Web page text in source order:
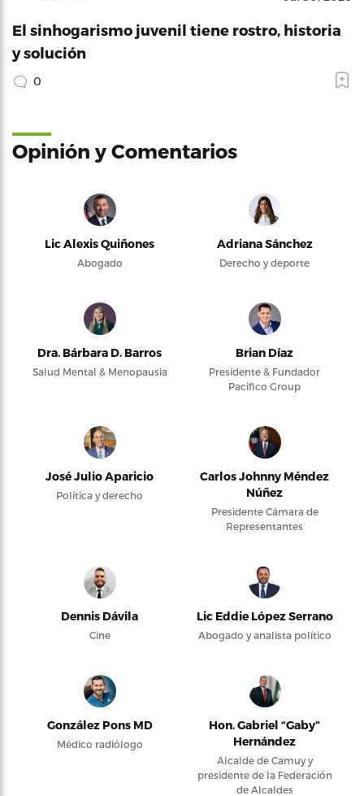
El sinhogarismo juvenil tiene rostro, historia
y solución
0
Opinión y Comentarios
Lic Alexis Quiñones
Abogado
Adriana Sánchez
Derecho y deporte
Dra. Bárbara D. Barros
Salud Mental & Menopausia
Brian Díaz
Presidente & Fundador
Pacifico Group
José Julio Aparicio
Política y derecho
Carlos Johnny Méndez
Núñez
Presidente Cámara de
Representantes
Dennis Dávila
Cine
Lic Eddie López Serrano
Abogado y analista político
González Pons MD
Médico radiólogo
Hon. Gabriel “Gaby”
Hernández
Alcalde de Camuy y
presidente de la Federación
de Alcaldes